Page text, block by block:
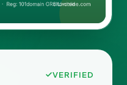
VERIFIED